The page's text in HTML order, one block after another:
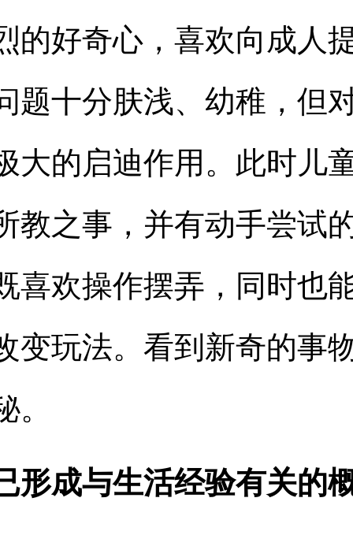
的好奇心，喜欢向成人
题十分肤浅、幼稚，但
大的启迪作用。此时儿
教之事，并有动手尝试
喜欢操作摆弄，同时也
变玩法。看到新奇的事
。
形成与生活经验有关的